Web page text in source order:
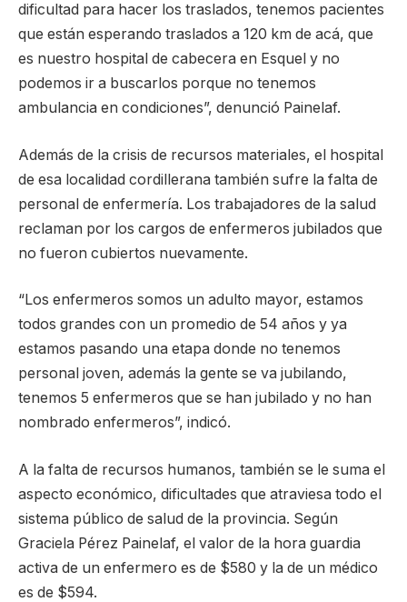
dificultad para hacer los traslados, tenemos pacientes
que están esperando traslados a 120 km de acá, que
es nuestro hospital de cabecera en Esquel y no
podemos ir a buscarlos porque no tenemos
ambulancia en condiciones”, denunció Painelaf.
Además de la crisis de recursos materiales, el hospital
de esa localidad cordillerana también sufre la falta de
personal de enfermería. Los trabajadores de la salud
reclaman por los cargos de enfermeros jubilados que
no fueron cubiertos nuevamente.
“Los enfermeros somos un adulto mayor, estamos
todos grandes con un promedio de 54 años y ya
estamos pasando una etapa donde no tenemos
personal joven, además la gente se va jubilando,
tenemos 5 enfermeros que se han jubilado y no han
nombrado enfermeros”, indicó.
A la falta de recursos humanos, también se le suma el
aspecto económico, dificultades que atraviesa todo el
sistema público de salud de la provincia. Según
Graciela Pérez Painelaf, el valor de la hora guardia
activa de un enfermero es de $580 y la de un médico
es de $594.